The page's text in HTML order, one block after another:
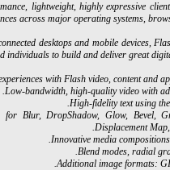
lightweight, highly expressive
across major operating systems,
desktops and mobile devices,
individuals to build and deliver great
with Flash video, content and
Low-bandwidth, high-quality video with
High-fidelity text using
for Blur, DropShadow, Glow, Bevel,
Displacement
Innovative media
Blend modes, radial
Additional image formats: